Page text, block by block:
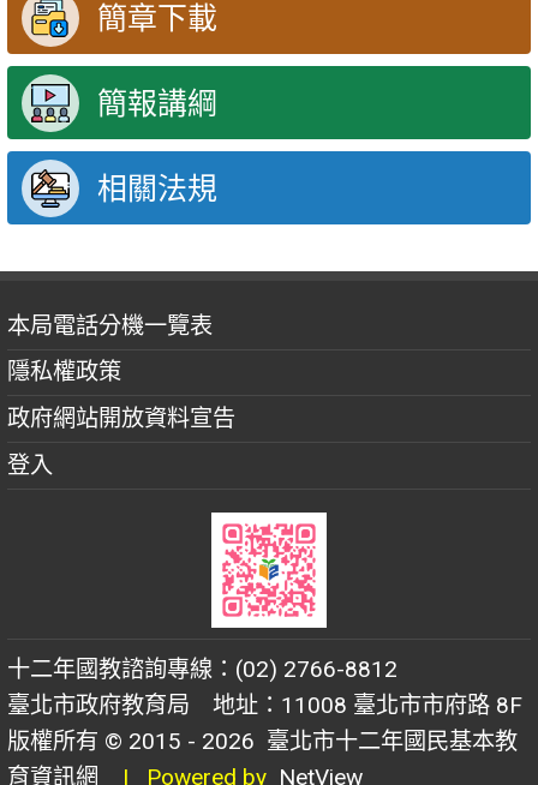
簡章下載
簡報講綱
相關法規
本局電話分機一覽表
隱私權政策
政府網站開放資料宣告
登入
十二年國教諮詢專線：(02) 2766-8812
臺北市政府教育局 地址：11008 臺北市市府路 8F
版權所有 © 2015 - 2026 臺北市十二年國民基本教
育資訊網
| Powered by NetView